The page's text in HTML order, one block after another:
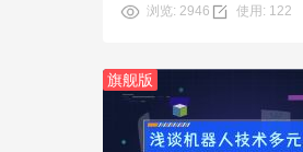
浏览: 2946 使用: 122
旗舰版
预览